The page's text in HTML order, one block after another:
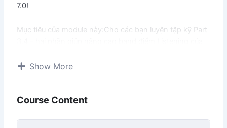
7.0!
Mục tiêu của module này:Cho các bạn luyện tập kỹ Part
Luyện 10 bài Part 3 và 5 bài Part 4
Show More
Course Content